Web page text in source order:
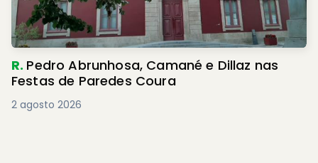
R. Pedro Abrunhosa, Camané e Dillaz nas
Festas de Paredes Coura
2 agosto 2026